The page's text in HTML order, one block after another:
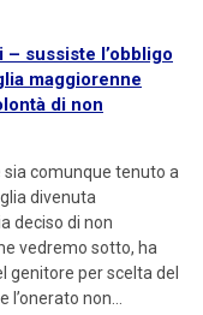
sussiste l’obbligo
maggiorenne
di non
sia comunque tenuto a
divenuta
deciso di non
vedremo sotto, ha
genitore per scelta del
non…